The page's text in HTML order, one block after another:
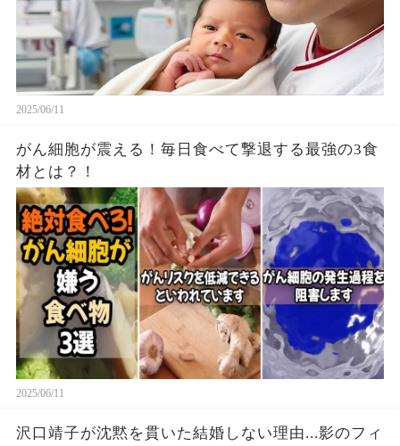
2025/06/11
がん細胞が震える！毎日食べて撃退する最強の3食
材とは？！
2025/06/11
沢口靖子が沈黙を貫いた結婚しない理由...影のフィ